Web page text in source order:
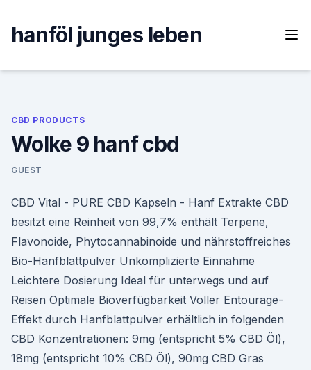
content
hanföl junges leben
CBD PRODUCTS
Wolke 9 hanf cbd
GUEST
CBD Vital - PURE CBD Kapseln - Hanf Extrakte CBD
besitzt eine Reinheit von 99,7% enthält Terpene,
Flavonoide, Phytocannabinoide und nährstoffreiches
Bio-Hanfblattpulver Unkomplizierte Einnahme
Leichtere Dosierung Ideal für unterwegs und auf
Reisen Optimale Bioverfügbarkeit Voller Entourage-
Effekt durch Hanfblattpulver erhältlich in folgenden
CBD Konzentrationen: 9mg (entspricht 5% CBD Öl),
18mg (entspricht 10% CBD Öl), 90mg CBD Gras